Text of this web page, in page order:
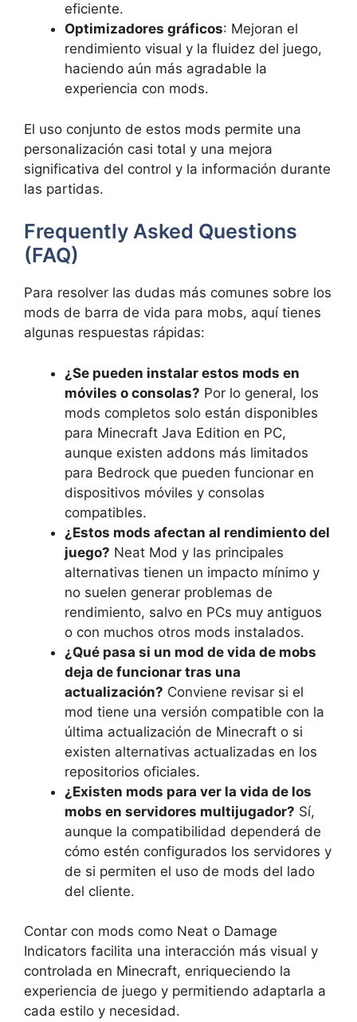
eficiente.
Optimizadores gráficos: Mejoran el
rendimiento visual y la fluidez del juego,
haciendo aún más agradable la
experiencia con mods.
El uso conjunto de estos mods permite una
personalización casi total y una mejora
significativa del control y la información durante
las partidas.
Frequently Asked Questions
(FAQ)
Para resolver las dudas más comunes sobre los
mods de barra de vida para mobs, aquí tienes
algunas respuestas rápidas:
¿Se pueden instalar estos mods en
móviles o consolas? Por lo general, los
mods completos solo están disponibles
para Minecraft Java Edition en PC,
aunque existen addons más limitados
para Bedrock que pueden funcionar en
dispositivos móviles y consolas
compatibles.
¿Estos mods afectan al rendimiento del
juego? Neat Mod y las principales
alternativas tienen un impacto mínimo y
no suelen generar problemas de
rendimiento, salvo en PCs muy antiguos
o con muchos otros mods instalados.
¿Qué pasa si un mod de vida de mobs
deja de funcionar tras una
actualización? Conviene revisar si el
mod tiene una versión compatible con la
última actualización de Minecraft o si
existen alternativas actualizadas en los
repositorios oficiales.
¿Existen mods para ver la vida de los
mobs en servidores multijugador? Sí,
aunque la compatibilidad dependerá de
cómo estén configurados los servidores y
de si permiten el uso de mods del lado
del cliente.
Contar con mods como Neat o Damage
Indicators facilita una interacción más visual y
controlada en Minecraft, enriqueciendo la
experiencia de juego y permitiendo adaptarla a
cada estilo y necesidad.